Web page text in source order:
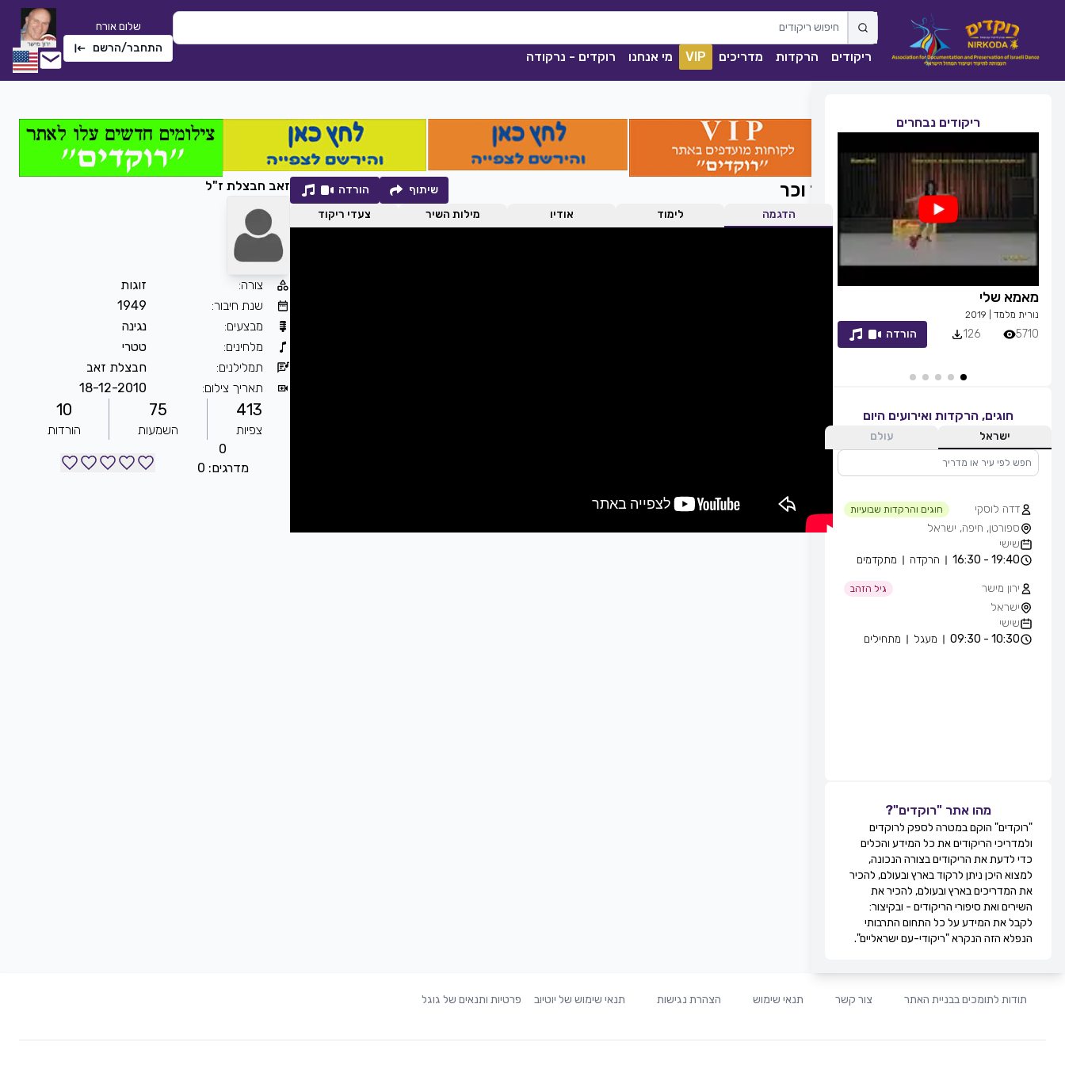
ריקודים הרקדות מדריכים VIP מי אנחנו רוקדים - נרקודה
שלום אורח
התחבר/הרשם
ריקודים נבחרים
זמן לחייך
רפי זיו
7053
83 הורדה 2276
חוגים, הרקדות ואירועים היום
ישראל עולם
דדה לוסקי חוגים והרקדות שבועיות
ספורטן, חיפה, ישראל
שישי
19:40 - 16:30
הרקדה מתקדמים
ירון מישר גיל הזהב
ישראל
שישי
10:30 - 09:30
מעגל מתחילים
מהו אתר "רוקדים"?
"רוקדים" הוקם במטרה לספק לרוקדים
ולמדריכי הריקודים את כל המידע והכלים
כדי לדעת את הריקודים בצורה הנכונה,
למצוא היכן ניתן לרקוד בארץ ובעולם, להכיר
את המדריכים בארץ ובעולם, להכיר את
השירים ואת סיפורי הריקודים - ובקיצור:
לקבל את המידע על כל התחום התרבותי
הנפלא הזה הנקרא "ריקודי-עם ישראליים".
הר וכר שיתוף
הורדה
הדגמה
לימוד אודיו מילות השיר צעדי ריקוד
זאב חבצלת ז"ל
צורה:
זוגות
שנת חיבור:
1949
מבצעים:
נגינה
מלחינים:
טטרי
תמלילנים:
חבצלת זאב
תאריך צילום:
18-12-2010
413
צפיות
75
השמעות
10
הורדות
0
מדרגים: 0
תודות לתומכים בבניית האתר צור קשר תנאי שימוש הצהרת נגישות תנאי שימוש של יוטיוב פרטיות ותנאים של גוגל